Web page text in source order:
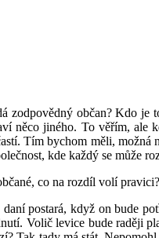
zodpovědný občan? Kdo je
něco jiného. To věřím, ale
Tím bychom měli, možná
kde každý se může
co na rozdíl volí pravici?
postará, když on bude
Volič levice bude raději